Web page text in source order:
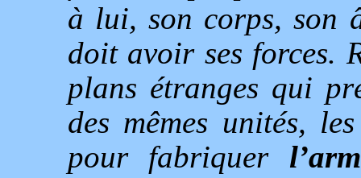
à lui, son corps, son
doit avoir ses forces.
plans étranges qui
des mêmes unités,
pour fabriquer